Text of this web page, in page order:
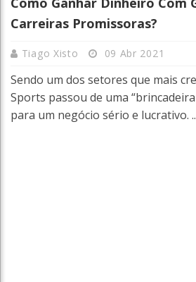
Carreiras Promissoras?
Tiago Xisto 09 Abr 2021
Sendo um dos setores que mais
Sports passou de uma
para um negócio sério e lucrativo.